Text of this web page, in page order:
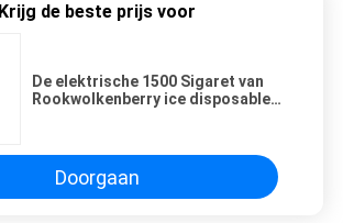
Krijg de beste prijs voor
De elektrische 1500 Sigaret van
Rookwolkenberry ice disposable
Doorgaan